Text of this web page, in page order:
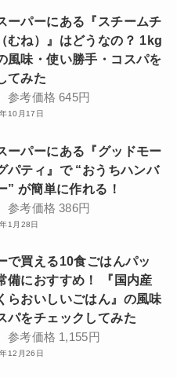
ーパーにある『スチームチ
むね）』はどうなの？ 1kg
風味・使い勝手・コスパを
てみた
参考価格 645円
10月17日
ーパーにある『グッドモー
パティ』で “おうちハンバ
” が簡単に作れる！
参考価格 386円
1月28日
で買える10食ごはんパッ
備におすすめ！ 『国内産
らおいしいごはん』の風味
パをチェックしてみた
参考価格 1,155円
12月26日